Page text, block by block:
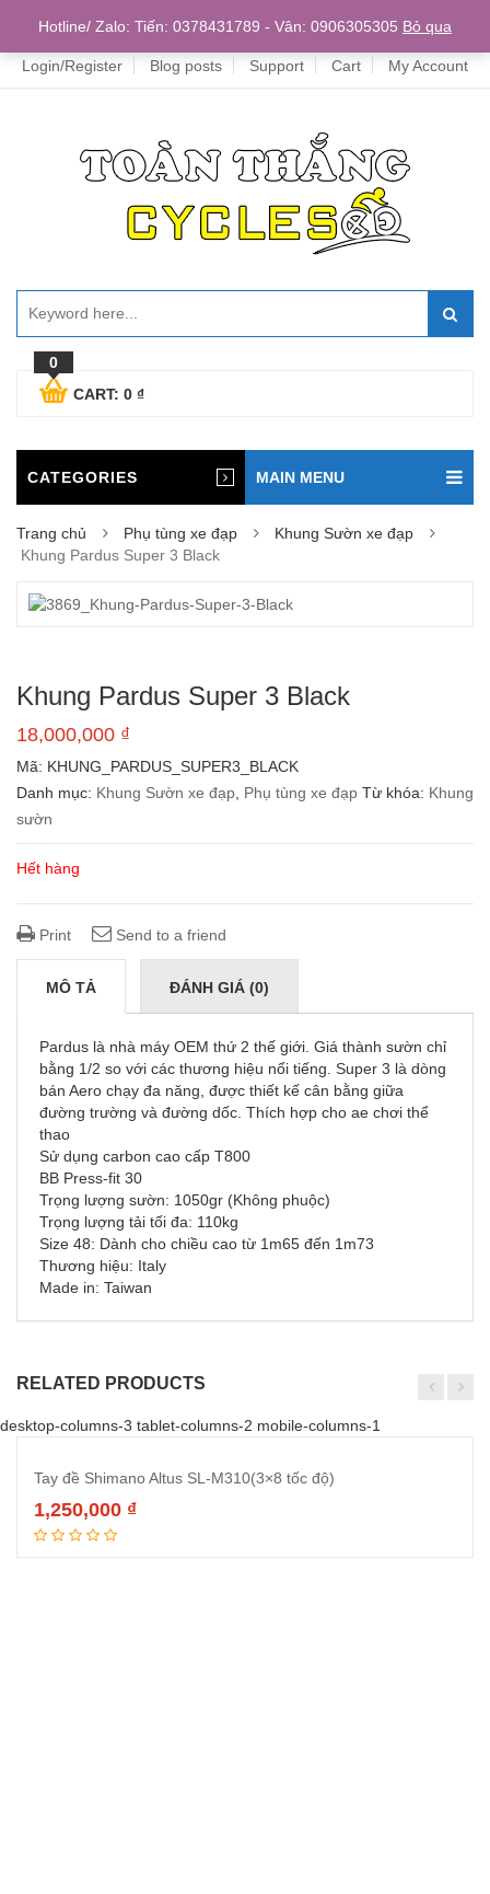
Home
Login/Register Blog posts Support Cart My Account
0
CART: 0 ₫
CATEGORIES MAIN MENU
Trang chủ Phụ tùng xe đạp
Khung Sườn xe đạp
Khung Pardus Super 3 Black
Khung Pardus Super 3 Black
18,000,000 ₫
Mã: KHUNG_PARDUS_SUPER3_BLACK
Danh mục: Khung Sườn xe đạp Phụ tùng xe đạp Từ khóa: Khung
sườn
Hết hàng
Print Send to a friend
MÔ TẢ ĐÁNH GIÁ (0)
Pardus là nhà máy OEM thứ 2 thế giới. Giá thành sườn chỉ
bằng 1/2 so với các thương hiệu nổi tiếng. Super 3 là dòng
bán Aero chạy đa năng, được thiết kế cân bằng giữa
đường trường và đường dốc. Thích hợp cho ae chơi thể
thao
Sử dụng carbon cao cấp T800
BB Press-fit 30
Trọng lượng sườn: 1050gr (Không phuộc)
Trọng lượng tải tối đa: 110kg
Size 48: Dành cho chiều cao từ 1m65 đến 1m73
Thương hiệu: Italy
Made in: Taiwan
RELATED PRODUCTS
desktop-columns-3 tablet-columns-2 mobile-columns-1
Tay đề Shimano Altus SL-M310(3×8 tốc độ)
1,250,000 ₫
Hotline/ Zalo: Tiến: 0378431789 - Vân: 0906305305 Bỏ qua